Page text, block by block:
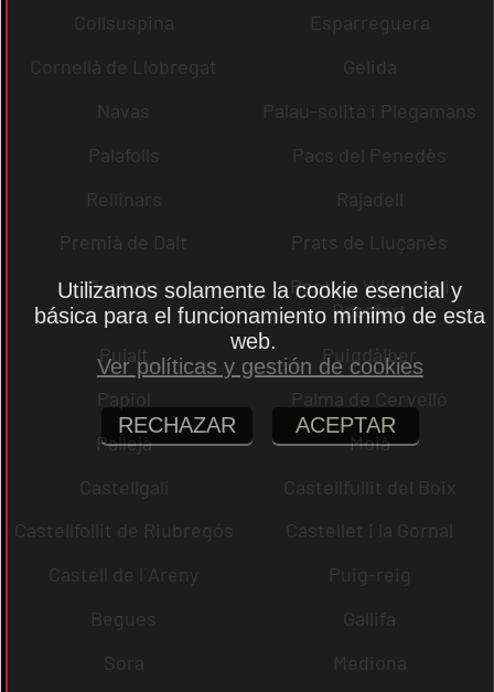
Collsuspina
Esparreguera
Cornellà de Llobregat
Gelida
Navas
Palau-solità i Plegamans
Palafolls
Pacs del Penedès
Rellinars
Rajadell
Premià de Dalt
Prats de Lluçanès
Pontons
Pont de Vilomara i
Rocafort
Pujalt
Puigdàlber
Papiol
Palma de Cervelló
Pallejà
Moià
Castellgalí
Castellfullit del Boix
Castellfollit de Riubregós
Castellet i la Gornal
Castell de l´Areny
Puig-reig
Begues
Gallifa
Sora
Mediona
Utilizamos solamente la cookie esencial y
básica para el funcionamiento mínimo de esta
web.
Ver políticas y gestión de cookies
RECHAZAR ACEPTAR